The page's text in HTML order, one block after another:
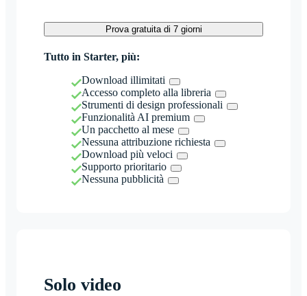
Prova gratuita di 7 giorni
Tutto in Starter, più:
Download illimitati
Accesso completo alla libreria
Strumenti di design professionali
Funzionalità AI premium
Un pacchetto al mese
Nessuna attribuzione richiesta
Download più veloci
Supporto prioritario
Nessuna pubblicità
Solo video